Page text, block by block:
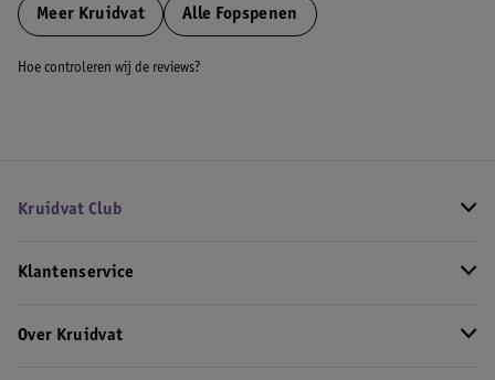
Meer Kruidvat Alle Fopspenen
Hoe controleren wij de reviews?
Kruidvat Club
Klantenservice
Over Kruidvat